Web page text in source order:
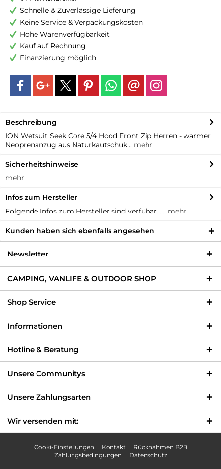
Schnelle & Zuverlässige Lieferung
Keine Service & Verpackungskosten
Hohe Warenverfügbarkeit
Kauf auf Rechnung
Finanzierung möglich
Beschreibung
ION Wetsuit Seek Core 5/4 Hood Front Zip Herren - warmer
Neoprenanzug aus Naturkautschuk... mehr
Sicherheitshinweise
mehr
Infos zum Hersteller
Folgende Infos zum Hersteller sind verfübar...... mehr
Kunden haben sich ebenfalls angesehen
Newsletter
CAMPING, VANLIFE & OUTDOOR SHOP
Shop Service
Informationen
Hotline & Beratung
Unsere Communitys
Unsere Zahlungsarten
Wir versenden mit:
Cooki-Einstellungen Kontakt
Rücknahmen B2B
Zahlungsbedingungen
Datenschutz